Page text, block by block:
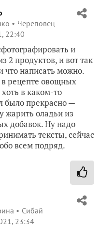
Череповец
22:40
и
2 продуктов, и вот так
что написать можно.
рецепте овощных
в каком-то
было прекрасно —
жарить оладьи из
добавок. Ну надо
тексты, сейчас
всем подряд.
Сибай
23:34